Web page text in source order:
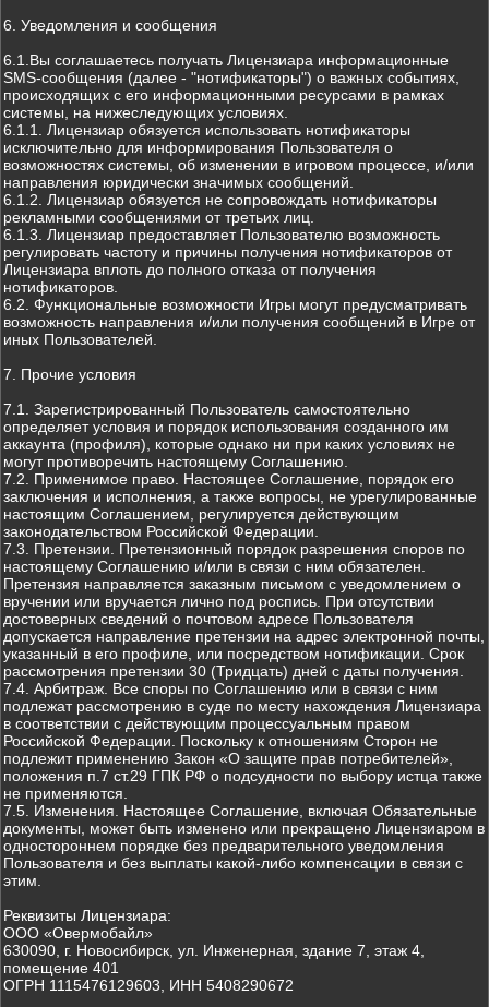
6. Уведомления и сообщения
6.1.Вы соглашаетесь получать Лицензиара информационные
SMS-сообщения (далее - "нотификаторы") о важных событиях,
происходящих с его информационными ресурсами в рамках
системы, на нижеследующих условиях.
6.1.1. Лицензиар обязуется использовать нотификаторы
исключительно для информирования Пользователя о
возможностях системы, об изменении в игровом процессе, и/или
направления юридически значимых сообщений.
6.1.2. Лицензиар обязуется не сопровождать нотификаторы
рекламными сообщениями от третьих лиц.
6.1.3. Лицензиар предоставляет Пользователю возможность
регулировать частоту и причины получения нотификаторов от
Лицензиара вплоть до полного отказа от получения
нотификаторов.
6.2. Функциональные возможности Игры могут предусматривать
возможность направления и/или получения сообщений в Игре от
иных Пользователей.
7. Прочие условия
7.1. Зарегистрированный Пользователь самостоятельно
определяет условия и порядок использования созданного им
аккаунта (профиля), которые однако ни при каких условиях не
могут противоречить настоящему Соглашению.
7.2. Применимое право. Настоящее Соглашение, порядок его
заключения и исполнения, а также вопросы, не урегулированные
настоящим Соглашением, регулируется действующим
законодательством Российской Федерации.
7.3. Претензии. Претензионный порядок разрешения споров по
настоящему Соглашению и/или в связи с ним обязателен.
Претензия направляется заказным письмом с уведомлением о
вручении или вручается лично под роспись. При отсутствии
достоверных сведений о почтовом адресе Пользователя
допускается направление претензии на адрес электронной почты,
указанный в его профиле, или посредством нотификации. Срок
рассмотрения претензии 30 (Тридцать) дней с даты получения.
7.4. Арбитраж. Все споры по Соглашению или в связи с ним
подлежат рассмотрению в суде по месту нахождения Лицензиара
в соответствии с действующим процессуальным правом
Российской Федерации. Поскольку к отношениям Сторон не
подлежит применению Закон «О защите прав потребителей»,
положения п.7 ст.29 ГПК РФ о подсудности по выбору истца также
не применяются.
7.5. Изменения. Настоящее Соглашение, включая Обязательные
документы, может быть изменено или прекращено Лицензиаром в
одностороннем порядке без предварительного уведомления
Пользователя и без выплаты какой-либо компенсации в связи с
этим.
Реквизиты Лицензиара:
ООО «Овермобайл»
630090, г. Новосибирск, ул. Инженерная, здание 7, этаж 4,
помещение 401
ОГРН 1115476129603, ИНН 5408290672